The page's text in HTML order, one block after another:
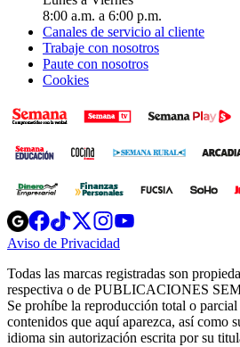
8:00 a.m. a 6:00 p.m.
Canales de servicio al cliente
Trabaje con nosotros
Paute con nosotros
Cookies
Opens
in
new
Opens
in
new
Opens
in
new
window
Opens
new
windowwindow
Aviso de Privacidad
new
window
Todas las marcas registradas son
respectiva o de PUBLICACIONES
Se prohíbe la reproducción total o
contenidos que aquí aparezca, así como
idioma sin autorización escrita por su